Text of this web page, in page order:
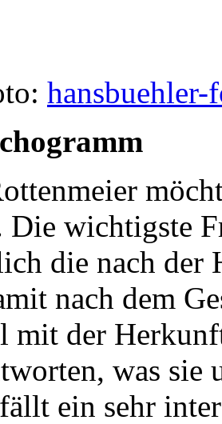
hansbuehler-
Die wichtigste
die nach der
nach dem
mit der
was sie
ein sehr